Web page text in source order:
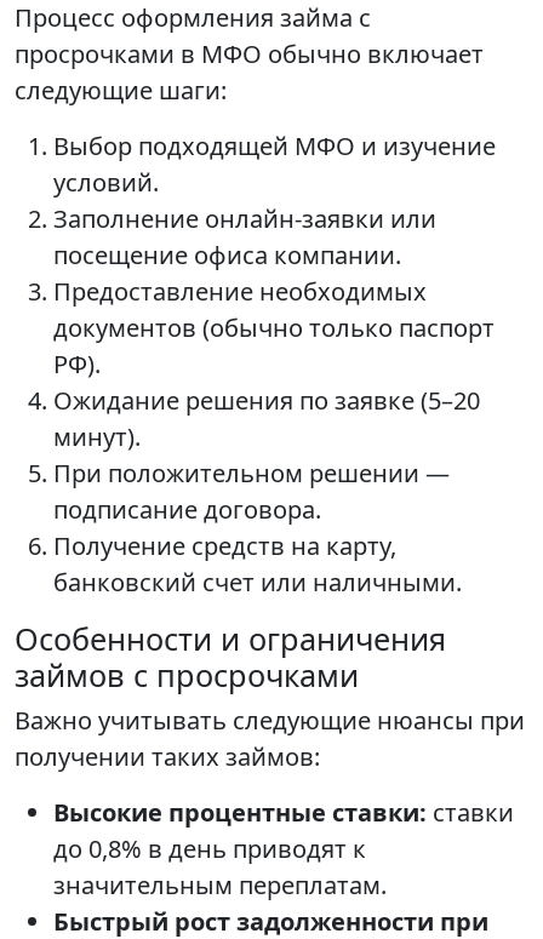
Процесс оформления займа с
просрочками в МФО обычно включает
следующие шаги:
Выбор подходящей МФО и изучение
условий.
Заполнение онлайн-заявки или
посещение офиса компании.
Предоставление необходимых
документов (обычно только паспорт
РФ).
Ожидание решения по заявке (5–20
минут).
При положительном решении —
подписание договора.
Получение средств на карту,
банковский счет или наличными.
Особенности и ограничения
займов с просрочками
Важно учитывать следующие нюансы при
получении таких займов:
Высокие процентные ставки: ставки
до 0,8% в день приводят к
значительным переплатам.
Быстрый рост задолженности при